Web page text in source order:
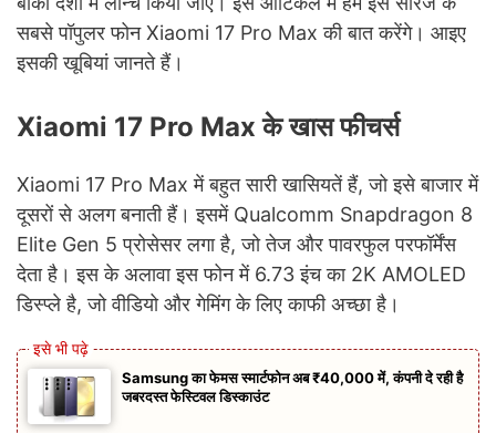
सबसे पॉपुलर फोन Xiaomi 17 Pro Max की बात करेंगे। आइए
इसकी खूबियां जानते हैं।
Xiaomi 17 Pro Max के खास फीचर्स
Xiaomi 17 Pro Max में बहुत सारी खासियतें हैं, जो इसे बाजार में
दूसरों से अलग बनाती हैं। इसमें Qualcomm Snapdragon 8
Elite Gen 5 प्रोसेसर लगा है, जो तेज और पावरफुल परफॉर्मेंस
देता है। इस के अलावा इस फोन में 6.73 इंच का 2K AMOLED
डिस्प्ले है, जो वीडियो और गेमिंग के लिए काफी अच्छा है।
Samsung का फेमस स्मार्टफोन अब ₹40,000 में, कंपनी दे रही है
जबरदस्त फेस्टिवल डिस्काउंट